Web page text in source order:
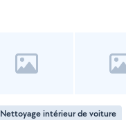
Nettoyage intérieur de voiture